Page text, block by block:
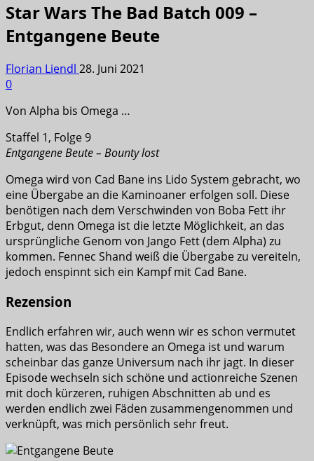
Star Wars The Bad Batch 009 –
Entgangene Beute
Florian Liendl 28. Juni 2021
0
Von Alpha bis Omega …
Staffel 1, Folge 9
Entgangene Beute – Bounty lost
Omega wird von Cad Bane ins Lido System gebracht, wo
eine Übergabe an die Kaminoaner erfolgen soll. Diese
benötigen nach dem Verschwinden von Boba Fett ihr
Erbgut, denn Omega ist die letzte Möglichkeit, an das
ursprüngliche Genom von Jango Fett (dem Alpha) zu
kommen. Fennec Shand weiß die Übergabe zu vereiteln,
jedoch enspinnt sich ein Kampf mit Cad Bane.
Rezension
Endlich erfahren wir, auch wenn wir es schon vermutet
hatten, was das Besondere an Omega ist und warum
scheinbar das ganze Universum nach ihr jagt. In dieser
Episode wechseln sich schöne und actionreiche Szenen
mit doch kürzeren, ruhigen Abschnitten ab und es
werden endlich zwei Fäden zusammengenommen und
verknüpft, was mich persönlich sehr freut.